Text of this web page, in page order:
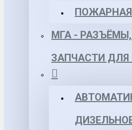
МГА -
ЗАПЧАСТИ ДЛЯ